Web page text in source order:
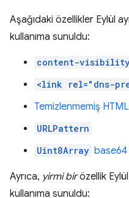
Aşağıdaki özellikler Eylül
kullanıma sunuldu:
content-
<link rel="dns-
Temizlenmemiş
URLPattern
Uint8Array base64
Ayrıca, yirmi birözellik
kullanıma sunuldu: